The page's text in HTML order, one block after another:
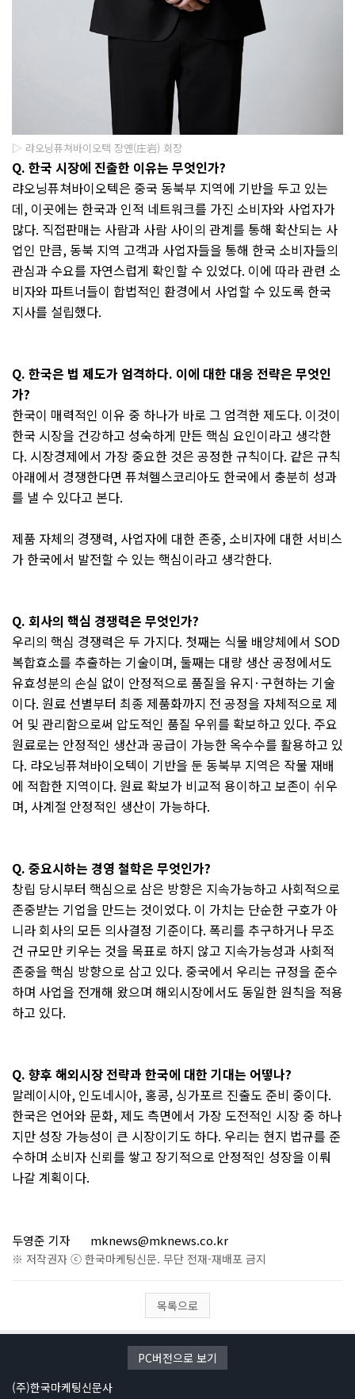
▷ 랴오닝퓨쳐바이오텍 장옌(庄岩) 회장
Q. 한국 시장에 진출한 이유는 무엇인가?
랴오닝퓨쳐바이오텍은 중국 동북부 지역에 기반을 두고 있는
데, 이곳에는 한국과 인적 네트워크를 가진 소비자와 사업자가
많다. 직접판매는 사람과 사람 사이의 관계를 통해 확산되는 사
업인 만큼, 동북 지역 고객과 사업자들을 통해 한국 소비자들의
관심과 수요를 자연스럽게 확인할 수 있었다. 이에 따라 관련 소
비자와 파트너들이 합법적인 환경에서 사업할 수 있도록 한국
지사를 설립했다.
Q. 한국은 법 제도가 엄격하다. 이에 대한 대응 전략은 무엇인
가?
한국이 매력적인 이유 중 하나가 바로 그 엄격한 제도다. 이것이
한국 시장을 건강하고 성숙하게 만든 핵심 요인이라고 생각한
다. 시장경제에서 가장 중요한 것은 공정한 규칙이다. 같은 규칙
아래에서 경쟁한다면 퓨쳐헬스코리아도 한국에서 충분히 성과
를 낼 수 있다고 본다.
제품 자체의 경쟁력, 사업자에 대한 존중, 소비자에 대한 서비스
가 한국에서 발전할 수 있는 핵심이라고 생각한다.
Q. 회사의 핵심 경쟁력은 무엇인가?
우리의 핵심 경쟁력은 두 가지다. 첫째는 식물 배양체에서 SOD
복합효소를 추출하는 기술이며, 둘째는 대량 생산 공정에서도
유효성분의 손실 없이 안정적으로 품질을 유지 · 구현하는 기술
이다. 원료 선별부터 최종 제품화까지 전 공정을 자체적으로 제
어 및 관리함으로써 압도적인 품질 우위를 확보하고 있다. 주요
원료로는 안정적인 생산과 공급이 가능한 옥수수를 활용하고 있
다. 랴오닝퓨쳐바이오텍이 기반을 둔 동북부 지역은 작물 재배
에 적합한 지역이다. 원료 확보가 비교적 용이하고 보존이 쉬우
며, 사계절 안정적인 생산이 가능하다.
Q. 중요시하는 경영 철학은 무엇인가?
창립 당시부터 핵심으로 삼은 방향은 지속가능하고 사회적으로
존중받는 기업을 만드는 것이었다. 이 가치는 단순한 구호가 아
니라 회사의 모든 의사결정 기준이다. 폭리를 추구하거나 무조
건 규모만 키우는 것을 목표로 하지 않고 지속가능성과 사회적
존중을 핵심 방향으로 삼고 있다. 중국에서 우리는 규정을 준수
하며 사업을 전개해 왔으며 해외시장에서도 동일한 원칙을 적용
하고 있다.
Q. 향후 해외시장 전략과 한국에 대한 기대는 어떻나?
말레이시아, 인도네시아, 홍콩, 싱가포르 진출도 준비 중이다.
한국은 언어와 문화, 제도 측면에서 가장 도전적인 시장 중 하나
지만 성장 가능성이 큰 시장이기도 하다. 우리는 현지 법규를 준
수하며 소비자 신뢰를 쌓고 장기적으로 안정적인 성장을 이뤄
나갈 계획이다.
두영준 기자 mknews@mknews.co.kr
※ 저작권자 ⓒ 한국마케팅신문. 무단 전재-재배포 금지
목록으로
PC버전으로 보기
(주)한국마케팅신문사